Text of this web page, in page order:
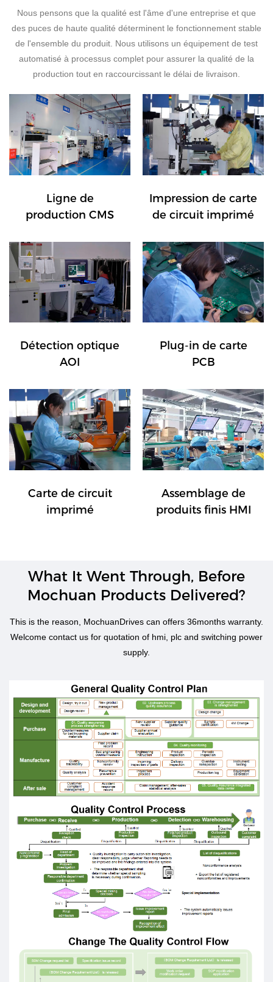
Nous pensons que la qualité est l'âme d'une entreprise et que
des puces de haute qualité déterminent le fonctionnement stable
de l'ensemble du produit. Nous utilisons un équipement de test
automatisé à processus complet pour assurer la qualité de la
production tout en raccourcissant le délai de livraison.
Ligne de
production CMS
Impression de carte
de circuit imprimé
Détection optique
AOI
Plug-in de carte
PCB
Carte de circuit
imprimé
Assemblage de
produits finis HMI
What It Went Through, Before
Mochuan Products Delivered?​​​​​​​
This is the reason, MochuanDrives can offers 36months warranty.
Welcome contact us for quotation of hmi, plc and switching power
supply.